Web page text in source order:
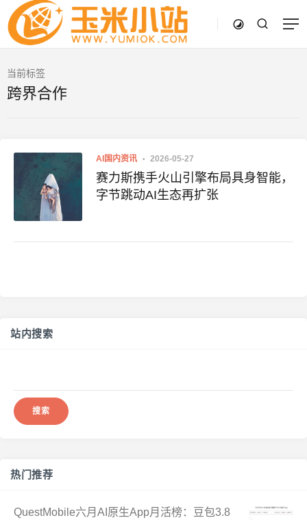
当前标签
跨界合作
AI国内资讯 2026-05-27
赛力斯携手火山引擎布局具身智能，
字节跳动AI生态再扩张
站内搜索
热门推荐
QuestMobile六月AI原生App月活榜：豆包3.8